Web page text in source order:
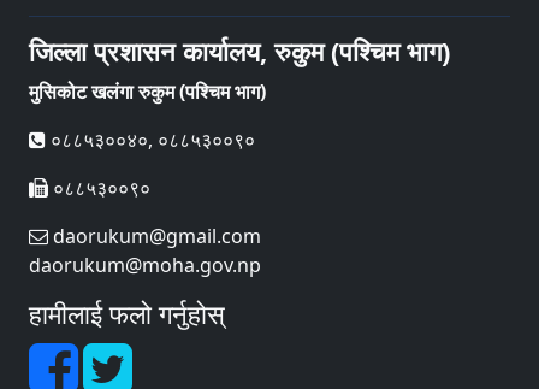
जिल्ला प्रशासन कार्यालय, रुकुम (पश्चिम भाग)
मुसिकोट खलंगा रुकुम (पश्चिम भाग)
०८८५३००४०, ०८८५३००९०
०८८५३००९०
daorukum@gmail.com
daorukum@moha.gov.np
हामीलाई फलो गर्नुहोस्